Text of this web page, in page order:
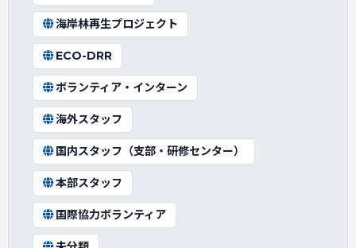
海岸林再生プロジェクト
ECO-DRR
ボランティア・インターン
海外スタッフ
国内スタッフ（支部・研修センター）
本部スタッフ
国際協力ボランティア